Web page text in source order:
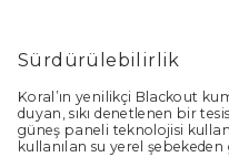
Sürdürülebilirlik
Koral’ın yenilikçi Blackout
duyan, sıkı denetlenen bir
güneş paneli teknolojisi
kullanılan su yerel